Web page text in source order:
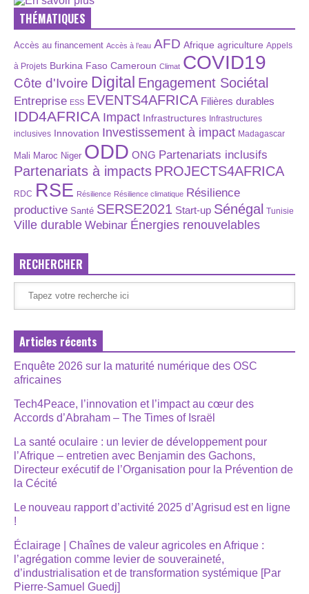
THÉMATIQUES
Accès au financement Accès à l’eau AFD Afrique agriculture Appels
à Projets Burkina Faso Cameroun Climat COVID19
Côte d'Ivoire Digital Engagement Sociétal
Entreprise ESS EVENTS4AFRICA Filières durables
IDD4AFRICA Impact Infrastructures Infrastructures
inclusives Innovation Investissement à impact Madagascar
Mali Maroc Niger ODD ONG Partenariats inclusifs
Partenariats à impacts PROJECTS4AFRICA
RDC RSE Résilience Résilience climatique Résilience
productive Santé SERSE2021 Start-up Sénégal Tunisie
Ville durable Webinar Énergies renouvelables
RECHERCHER
Articles récents
Enquête 2026 sur la maturité numérique des OSC
africaines
Tech4Peace, l’innovation et l’impact au cœur des
Accords d’Abraham – The Times of Israël
La santé oculaire : un levier de développement pour
l’Afrique – entretien avec Benjamin des Gachons,
Directeur exécutif de l’Organisation pour la Prévention de
la Cécité
Le nouveau rapport d’activité 2025 d’Agrisud est en ligne
!
Éclairage | Chaînes de valeur agricoles en Afrique :
l’agrégation comme levier de souveraineté,
d’industrialisation et de transformation systémique [Par
Pierre-Samuel Guedj]